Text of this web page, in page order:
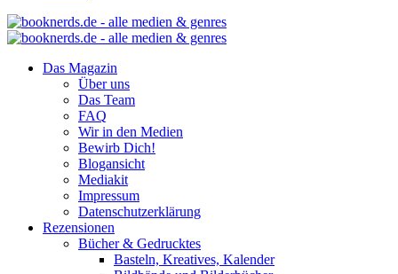
Das Magazin
Über uns
Das Team
FAQ
Wir in den Medien
Bewirb Dich!
Blogansicht
Mediakit
Impressum
Datenschutzerklärung
Rezensionen
Bücher & Gedrucktes
Basteln, Kreatives, Kalender